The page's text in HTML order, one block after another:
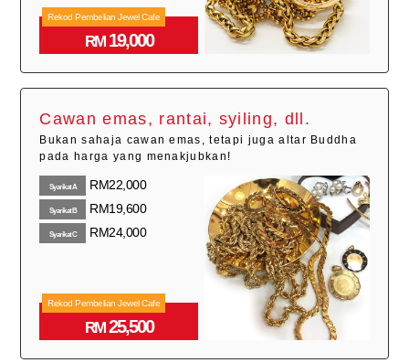
Rekod Pembelian Jewel Cafe
RM19,000
Cawan emas, rantai, syiling, dll.
Bukan sahaja cawan emas, tetapi juga altar Buddha
pada harga yang menakjubkan!
SyarikatA RM22,000
SyarikatB RM19,600
SyarikatC RM24,000
Rekod Pembelian Jewel Cafe
RM25,500